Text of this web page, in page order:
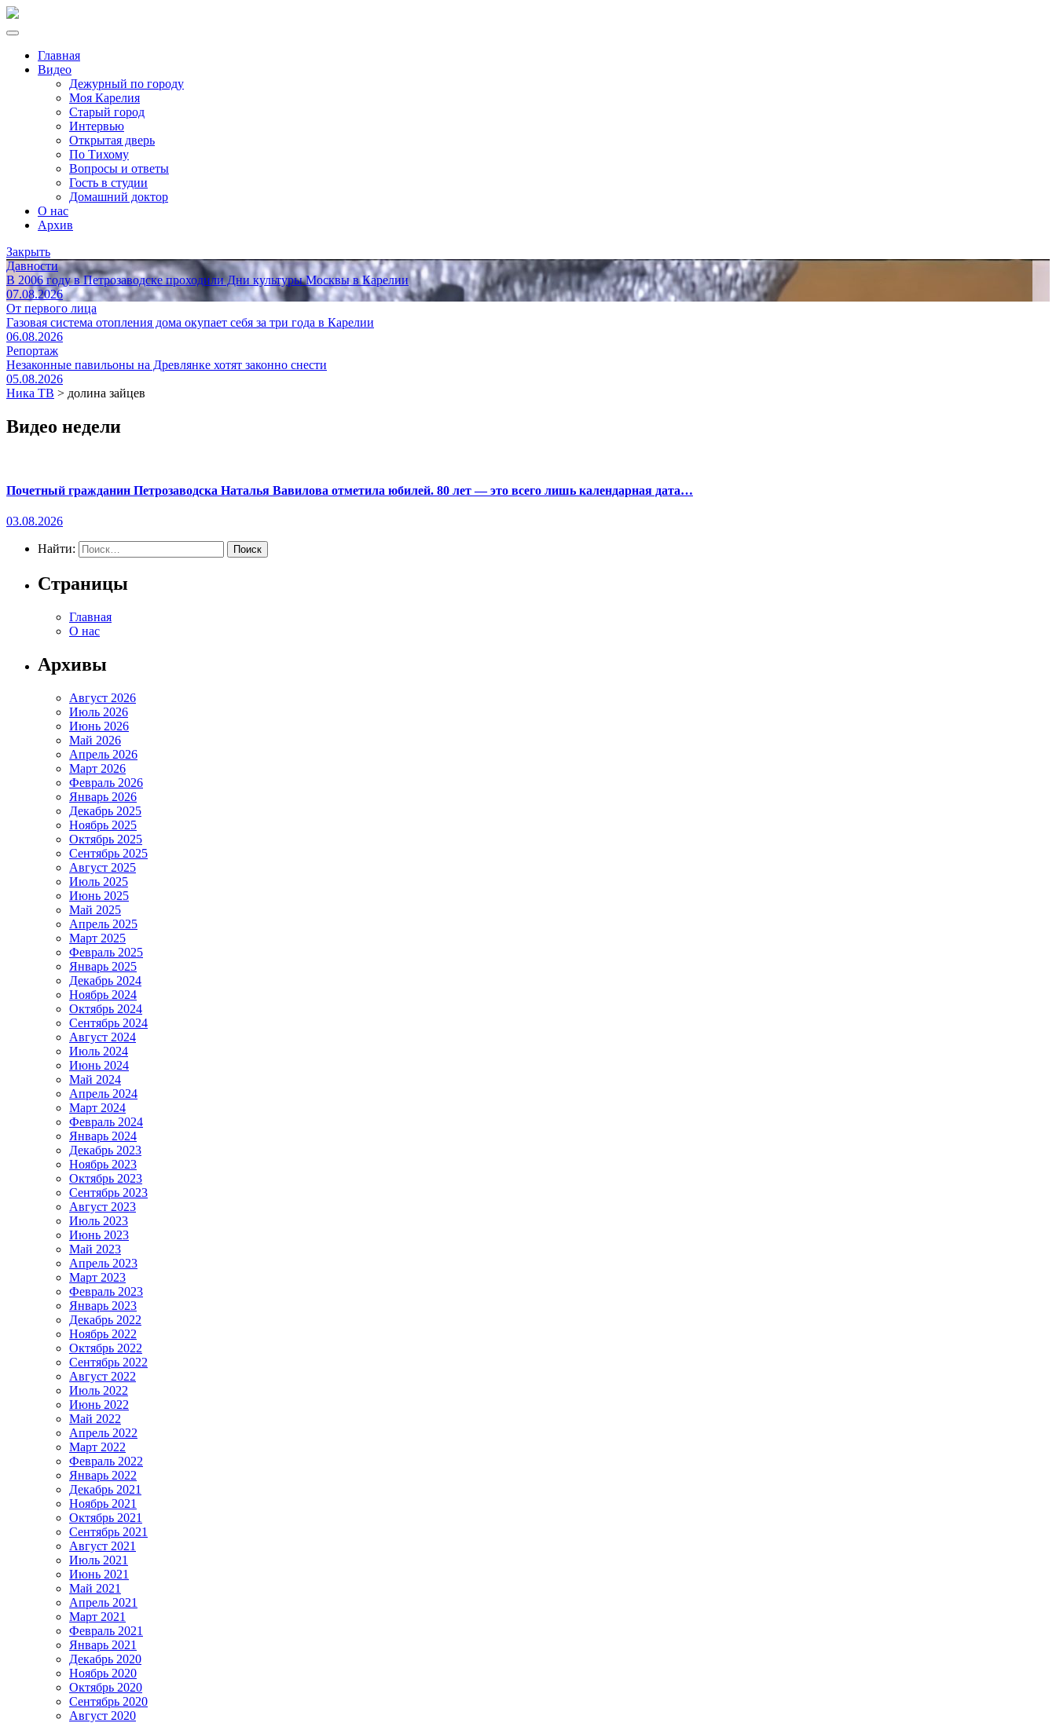
Главная
Видео
Дежурный по городу
Моя Карелия
Старый город
Интервью
Открытая дверь
По Тихому
Вопросы и ответы
Гость в студии
Домашний доктор
О нас
Архив
Закрыть
Давности
В 2006 году в Петрозаводске проходили Дни культуры Москвы в Карелии
07.08.2026
От первого лица
Газовая система отопления дома окупает себя за три года в Карелии
06.08.2026
Репортаж
Незаконные павильоны на Древлянке хотят законно снести
05.08.2026
Ника ТВ > долина зайцев
Видео недели
Почетный гражданин Петрозаводска Наталья Вавилова отметила юбилей. 80 лет — это всего лишь календарная дата…
03.08.2026
Найти:
Страницы
Главная
О нас
Архивы
Август 2026
Июль 2026
Июнь 2026
Май 2026
Апрель 2026
Март 2026
Февраль 2026
Январь 2026
Декабрь 2025
Ноябрь 2025
Октябрь 2025
Сентябрь 2025
Август 2025
Июль 2025
Июнь 2025
Май 2025
Апрель 2025
Март 2025
Февраль 2025
Январь 2025
Декабрь 2024
Ноябрь 2024
Октябрь 2024
Сентябрь 2024
Август 2024
Июль 2024
Июнь 2024
Май 2024
Апрель 2024
Март 2024
Февраль 2024
Январь 2024
Декабрь 2023
Ноябрь 2023
Октябрь 2023
Сентябрь 2023
Август 2023
Июль 2023
Июнь 2023
Май 2023
Апрель 2023
Март 2023
Февраль 2023
Январь 2023
Декабрь 2022
Ноябрь 2022
Октябрь 2022
Сентябрь 2022
Август 2022
Июль 2022
Июнь 2022
Май 2022
Апрель 2022
Март 2022
Февраль 2022
Январь 2022
Декабрь 2021
Ноябрь 2021
Октябрь 2021
Сентябрь 2021
Август 2021
Июль 2021
Июнь 2021
Май 2021
Апрель 2021
Март 2021
Февраль 2021
Январь 2021
Декабрь 2020
Ноябрь 2020
Октябрь 2020
Сентябрь 2020
Август 2020